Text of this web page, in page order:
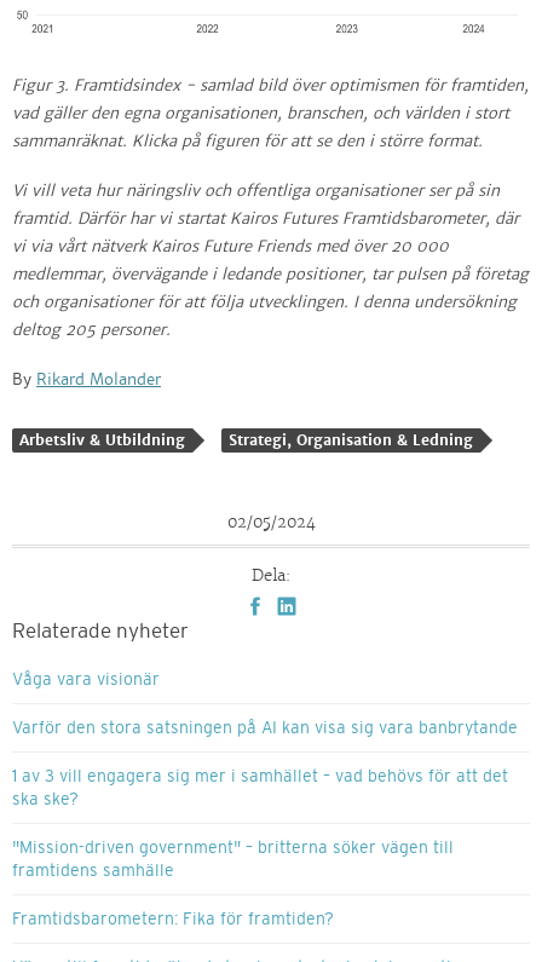
Figur 3. Framtidsindex - samlad bild över optimismen för framtiden,
vad gäller den egna organisationen, branschen, och världen i stort
sammanräknat. Klicka på figuren för att se den i större format.
Vi vill veta hur näringsliv och offentliga organisationer ser på sin
framtid. Därför har vi startat Kairos Futures Framtidsbarometer, där
vi via vårt nätverk Kairos Future Friends med över 20 000
medlemmar, övervägande i ledande positioner, tar pulsen på företag
och organisationer för att följa utvecklingen. I denna undersökning
deltog 205 personer.
By Rikard Molander
Arbetsliv & Utbildning Strategi, Organisation & Ledning
02/05/2024
Dela:
Relaterade nyheter
Våga vara visionär
Varför den stora satsningen på AI kan visa sig vara banbrytande
1 av 3 vill engagera sig mer i samhället – vad behövs för att det
ska ske?
"Mission-driven government" – britterna söker vägen till
framtidens samhälle
Framtidsbarometern: Fika för framtiden?